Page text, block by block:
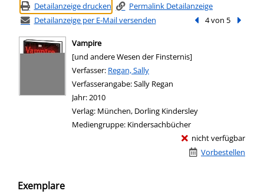
Detailanzeige drucken
Permalink Detailanzeige
Detailanzeige per E-Mail versenden
Vorheriger Treffer
4 von 5
Vampire
[und andere Wesen der Finsternis]
Verfasser: Suche nach diesem Verfasser
Regan, Sally
Verfasserangabe:Sally Regan
Jahr:2010
Verlag: München, Dorling Kindersley
Mediengruppe: Kindersachbücher
nicht verfügbar
Vorbestellen
Exemplare